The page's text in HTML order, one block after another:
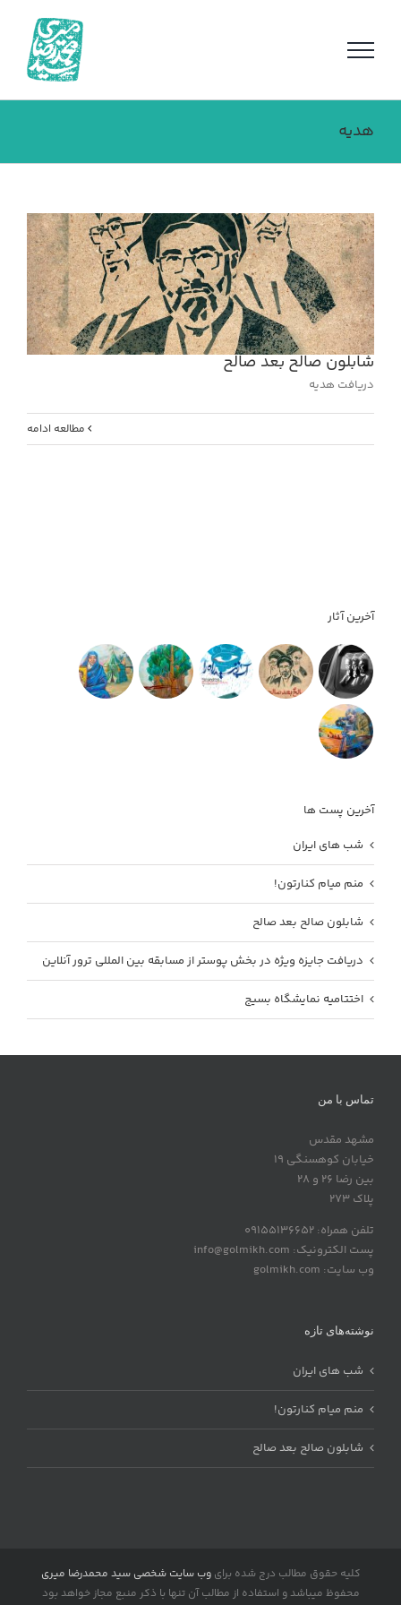
هدیه
شابلون صالح بعد صالح
دریافت هدیه
مطالعه ادامه
آخرین آثار
آخرین پست ها
شب های ایران
منم میام کنارتون!
شابلون صالح بعد صالح
دریافت جایزه ویژه در بخش پوستر از مسابقه بین المللی ترور آنلاین
اختتامیه نمایشگاه بسیج
تماس با من
مشهد مقدس
خیابان کوهسنگی 19
بین رضا 26 و 28
پلاک 273
تلفن همراه: 09155136652
پست الکترونیک: info@golmikh.com
وب سایت: golmikh.com
نوشته‌های تازه
شب های ایران
منم میام کنارتون!
شابلون صالح بعد صالح
کلیه حقوق مطالب درج شده برایوب سایت شخصی سید محمدرضا میری
محفوظ میباشد و استفاده از مطالب آن تنها با ذکر منبع مجاز خواهد بود